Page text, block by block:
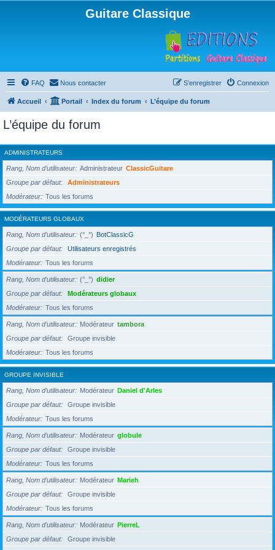
Guitare Classique
FAQ Nous contacter Connexion
S’enregistrer
Accueil Portail Index du forum L’équipe du forum
L’équipe du forum
ADMINISTRATEURS
Rang, Nom d’utilisateur Administrateur ClassicGuitare
Groupe par défaut
Administrateurs
Modérateur
Tous les forums
MODÉRATEURS GLOBAUX
Rang, Nom d’utilisateur (°_°) BotClassicG
Groupe par défaut
Utilisateurs enregistrés
Modérateur
Tous les forums
Rang, Nom d’utilisateur (°_°) didier
Groupe par défaut
Modérateurs globaux
Modérateur
Tous les forums
Rang, Nom d’utilisateur Modérateur tambora
Groupe par défaut
Groupe invisible
Modérateur
Tous les forums
GROUPE INVISIBLE
Rang, Nom d’utilisateur Modérateur Daniel d'Arles
Groupe par défaut
Groupe invisible
Modérateur
Tous les forums
Rang, Nom d’utilisateur Modérateur globule
Groupe par défaut
Groupe invisible
Modérateur
Tous les forums
Rang, Nom d’utilisateur Modérateur Marieh
Groupe par défaut
Groupe invisible
Modérateur
Tous les forums
Rang, Nom d’utilisateur Modérateur PierreL
Groupe par défaut
Groupe invisible